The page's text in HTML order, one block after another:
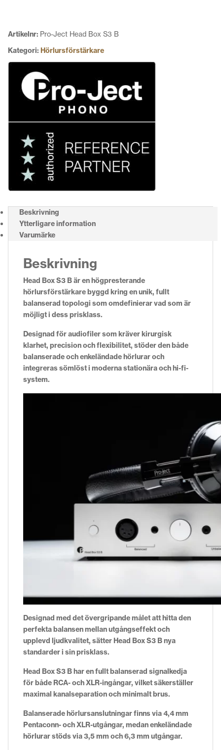
mängd
Artikelnr: Pro-Ject Head Box S3 B
Kategori: Hörlursförstärkare
Beskrivning
Ytterligare information
Varumärke
Beskrivning
Head Box S3 B är en högpresterande
hörlursförstärkare byggd kring en unik, fullt
balanserad topologi som omdefinierar vad som är
möjligt i dess prisklass.
Designad för audiofiler som kräver kirurgisk
klarhet, precision och flexibilitet, stöder den både
balanserade och enkeländade hörlurar och
integreras sömlöst i moderna stationära och hi-fi-
system.
Designad med det övergripande målet att hitta den
perfekta balansen mellan utgångseffekt och
upplevd ljudkvalitet, sätter Head Box S3 B nya
standarder i sin prisklass.
Head Box S3 B har en fullt balanserad signalkedja
för både RCA- och XLR-ingångar, vilket säkerställer
maximal kanalseparation och minimalt brus.
Balanserade hörlursanslutningar finns via 4,4 mm
Pentaconn- och XLR-utgångar, medan enkeländade
hörlurar stöds via 3,5 mm och 6,3 mm utgångar.